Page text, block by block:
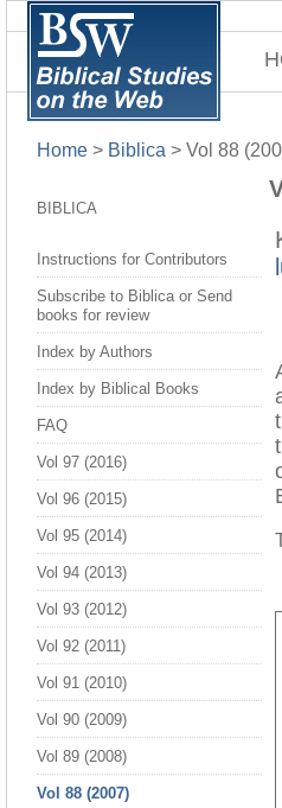
Home > Biblica > Vol 88
BIBLICA
Instructions for Contributors
Subscribe to Biblica or Send
books for review
Index by Authors
Index by Biblical Books
FAQ
Vol 97 (2016)
Vol 96 (2015)
Vol 95 (2014)
Vol 94 (2013)
Vol 93 (2012)
Vol 92 (2011)
Vol 91 (2010)
Vol 90 (2009)
Vol 89 (2008)
Vol 88 (2007)